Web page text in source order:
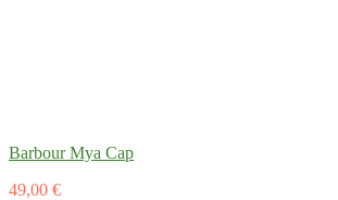
Barbour Mya Cap
49,00 €